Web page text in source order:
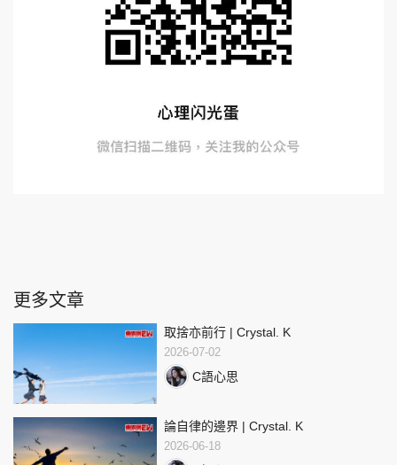
更多文章
取捨亦前行 | Crystal. K
2026-07-02
C語心思
論自律的邊界 | Crystal. K
2026-06-18